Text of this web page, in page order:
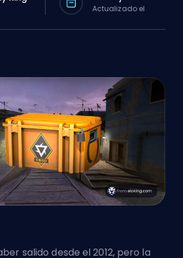
Actualizado el
salido desde el 2012, pero la